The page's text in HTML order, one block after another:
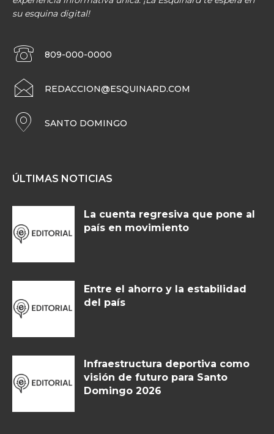
su esquina digital!
809-000-0000
REDACCION@ESQUINARD.COM
SANTO DOMINGO
ÚLTIMAS NOTICIAS
La cuenta regresiva que pone al
país en movimiento
Entre el ahorro y la estabilidad
del país
Infraestructura deportiva como
visión de futuro para Santo
Domingo 2026